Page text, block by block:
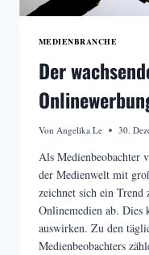
MEDIENBRANCHE
Der
Von Angelika Le 30.
Als Medienbeobachter
der Medienwelt mit
zeichnet sich ein Trend
Onlinemedien ab. Dies
auswirken. Zu den
Medienbeobachters